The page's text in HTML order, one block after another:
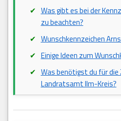
Was gibt es bei der
zu beachten?
Wunschkennzeichen
Einige Ideen zum
Was benötigst du für die
Landratsamt Ilm-Kreis?